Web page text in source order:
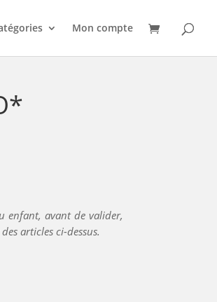
Mon compte
enfant, avant de valider,
articles ci-dessus.